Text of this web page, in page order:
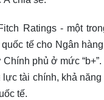
Ratings - một
tế cho Ngân
phủ ở mức
tài chính, khả năng
tế.